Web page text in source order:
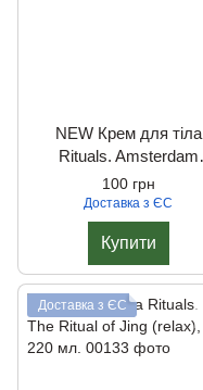
NEW Крем для тіла
Rituals. Amsterdam
Collection, 220 мл.
100 грн
Доставка з ЄС
Купити
Доставка з ЄС